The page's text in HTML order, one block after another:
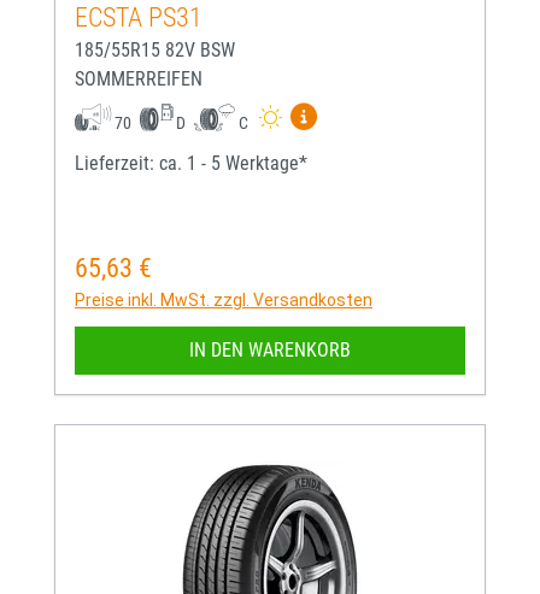
ECSTA PS31
185/55R15 82V BSW
SOMMERREIFEN
70 D C
Mehr Informationen zum
Lieferzeit: ca. 1 - 5 Werktage*
Regulärer Preis:
65,63 €
Preise inkl. MwSt. zzgl. Versandkosten
IN DEN WARENKORB